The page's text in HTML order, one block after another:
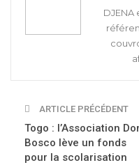
DJENA
ARTICLE PRÉCÉDENT
Togo : l’Association
Bosco lève un fonds
pour la scolarisation